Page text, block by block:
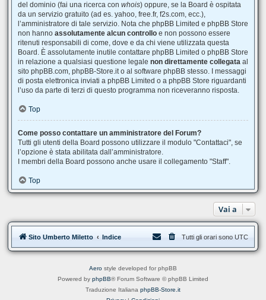
del dominio (fai una ricerca con whois) oppure, se la Board è ospitata
da un servizio gratuito (ad es. yahoo, free.fr, f2s.com, ecc.),
l’amministratore di tale servizio. Nota che phpBB Limited e phpBB Store
non hanno assolutamente alcun controllo e non possono essere
ritenuti responsabili di come, dove e da chi viene utilizzata questa
Board. È assolutamente inutile contattare phpBB Limited o phpBB Store
in relazione a qualsiasi questione legale non direttamente collegata al
sito phpBB.com, phpBB-Store.it o al software phpBB stesso. I messaggi
di posta elettronica inviati a phpBB Limited o a phpBB Store riguardanti
l’uso da parte di terzi di questo programma non riceveranno risposta.
Top
Come posso contattare un amministratore del Forum?
Tutti gli utenti della Board possono utilizzare il modulo "Contattaci", se
l’opzione è stata abilitata dall’amministratore.
I membri della Board possono anche usare il collegamento "Staff".
Top
Vai a
Sito Umberto Miletto Indice Tutti gli orari sono UTC
Aero style developed for phpBB
Powered by phpBB® Forum Software © phpBB Limited
Traduzione Italiana phpBB-Store.it